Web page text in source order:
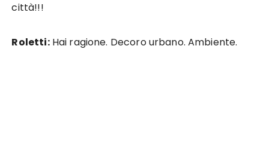
città!!!
Roletti:Hai ragione. Decoro urbano. Ambiente.